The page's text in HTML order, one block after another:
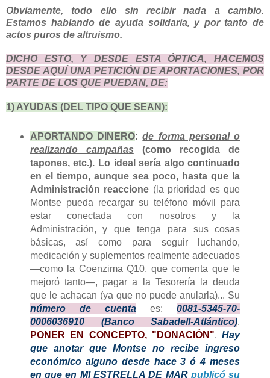
Obviamente, todo ello sin recibir nada a cambio.
Estamos hablando de ayuda solidaria, y por tanto de
actos puros de altruismo.
DICHO ESTO, Y DESDE ESTA ÓPTICA, HACEMOS
DESDE AQUÍ UNA PETICIÓN DE APORTACIONES, POR
PARTE DE LOS QUE PUEDAN, DE:
1) AYUDAS (DEL TIPO QUE SEAN):
APORTANDO DINERO:de forma personal o
realizando campañas (como recogida de
tapones, etc.). Lo ideal sería algo continuado
en el tiempo, aunque sea poco, hasta que la
Administración reaccione (la prioridad es que
Montse pueda recargar su teléfono móvil para
estar conectada con nosotros y la
Administración, y que tenga para sus cosas
básicas, así como para seguir luchando,
medicación y suplementos realmente adecuados
—como la Coenzima Q10, que comenta que le
mejoró tanto—, pagar a la Tesorería la deuda
que le achacan (ya que no puede anularla)... Su
número de cuenta es:0081-5345-70-
0006036910 (Banco Sabadell-Atlántico).
PONER EN CONCEPTO, "DONACIÓN".Hay
que anotar que Montse no recibe ingreso
económico alguno desde hace 3 ó 4 meses
en que en MI ESTRELLA DE MARpublicó su